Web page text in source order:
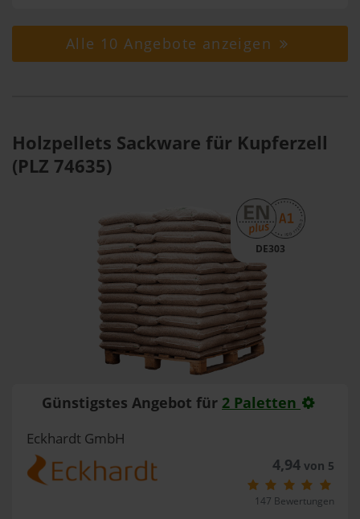
Alle 10 Angebote anzeigen
Holzpellets Sackware für Kupferzell
(PLZ 74635)
DE303
Günstigstes Angebot für 2 Paletten
Eckhardt GmbH
4,94von 5
147 Bewertungen